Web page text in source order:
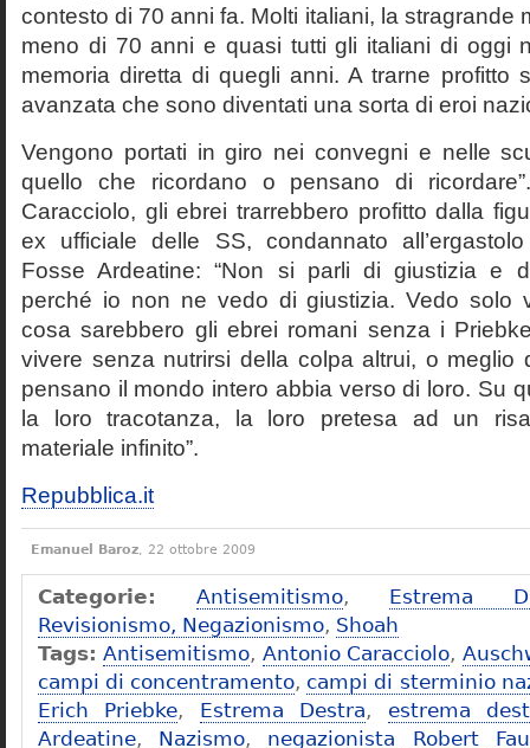
contesto di 70 anni fa. Molti italiani, la stragrande
meno di 70 anni e quasi tutti gli italiani di oggi
memoria diretta di quegli anni. A trarne profitto
avanzata che sono diventati una sorta di eroi
Vengono portati in giro nei convegni e nelle
quello che ricordano o pensano di
Caracciolo, gli ebrei trarrebbero profitto dalla
ex ufficiale delle SS, condannato
Fosse Ardeatine: “Non si parli di giustizia e
perché io non ne vedo di giustizia. Vedo solo
cosa sarebbero gli ebrei romani senza i
vivere senza nutrirsi della colpa altrui, o meglio
pensano il mondo intero abbia verso di loro. Su
la loro tracotanza, la loro pretesa ad un
materiale infinito”.
Repubblica.it
Emanuel Baroz, 22 ottobre 2009
Categorie: Antisemitismo, Estrema
Revisionismo, Negazionismo, Shoah
Tags: Antisemitismo, Antonio Caracciolo,
campi di concentramento, campi di sterminio
Erich Priebke, Estrema Destra, estrema
Ardeatine, Nazismo, negazionista Robert